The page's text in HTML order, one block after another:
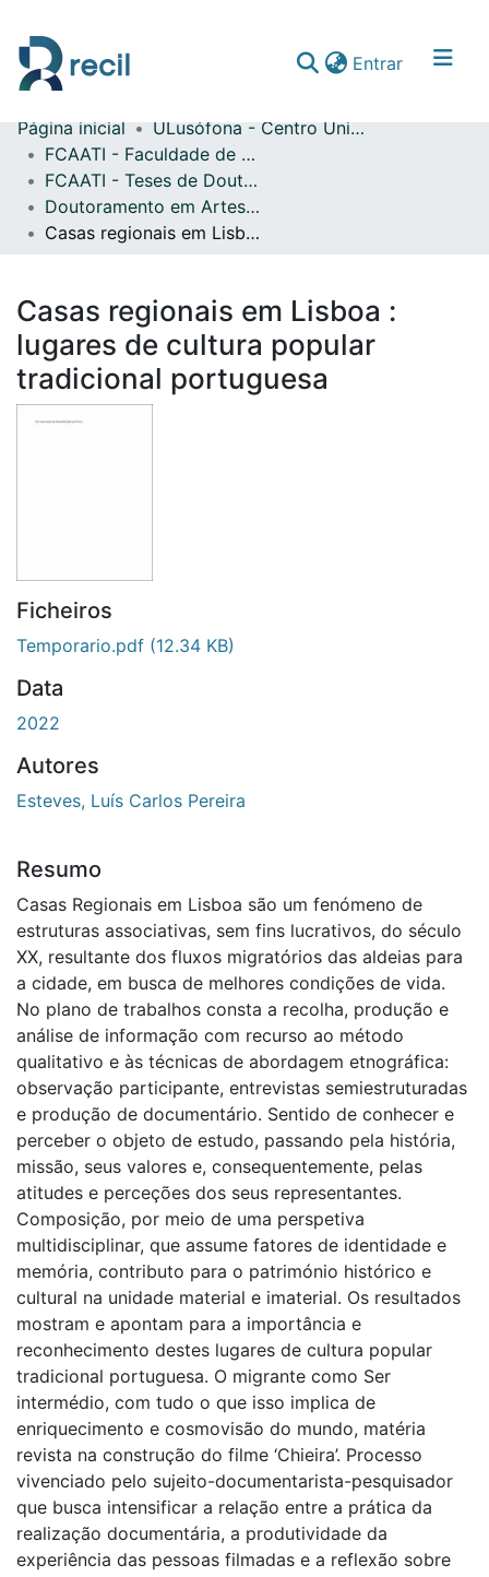
Entrar(current)
Comunidades & Coleções
Percorrer repositório
Estatísticas
Página inicial
ULusófona - Centro Universitário do Porto
FCAATI - Faculdade de Comunicação, Arquitetura, Artes e Tecnologias da Informação
FCAATI - Teses de Doutoramento
Doutoramento em Artes dos Media
Casas regionais em Lisboa : lugares de cultura popular tradicional portuguesa
Casas regionais em Lisboa :
lugares de cultura popular
tradicional portuguesa
Ficheiros
Temporario.pdf (12.34 KB)
Data
2022
Autores
Esteves, Luís Carlos Pereira
Resumo
Casas Regionais em Lisboa são um fenómeno de
estruturas associativas, sem fins lucrativos, do século
XX, resultante dos fluxos migratórios das aldeias para
a cidade, em busca de melhores condições de vida.
No plano de trabalhos consta a recolha, produção e
análise de informação com recurso ao método
qualitativo e às técnicas de abordagem etnográfica:
observação participante, entrevistas semiestruturadas
e produção de documentário. Sentido de conhecer e
perceber o objeto de estudo, passando pela história,
missão, seus valores e, consequentemente, pelas
atitudes e perceções dos seus representantes.
Composição, por meio de uma perspetiva
multidisciplinar, que assume fatores de identidade e
memória, contributo para o património histórico e
cultural na unidade material e imaterial. Os resultados
mostram e apontam para a importância e
reconhecimento destes lugares de cultura popular
tradicional portuguesa. O migrante como Ser
intermédio, com tudo o que isso implica de
enriquecimento e cosmovisão do mundo, matéria
revista na construção do filme ‘Chieira’. Processo
vivenciado pelo sujeito-documentarista-pesquisador
que busca intensificar a relação entre a prática da
realização documentária, a produtividade da
experiência das pessoas filmadas e a reflexão sobre